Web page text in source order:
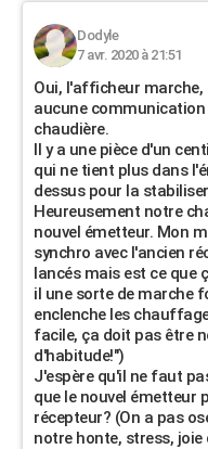
Dodyle
7 avr. 2020 à 21:51
Oui, l'afficheur
aucune communication
chaudière.
Il y a une pièce d'un
qui ne tient plus dans
dessus pour la
Heureusement notre
nouvel émetteur. Mon
synchro avec l'ancien
lancés mais est ce que
il une sorte de marche
enclenche les
facile, ça doit pas être
d'habitude!")
J'espère qu'il ne faut
que le nouvel émetteur
récepteur? (On a pas
notre honte, stress, joie